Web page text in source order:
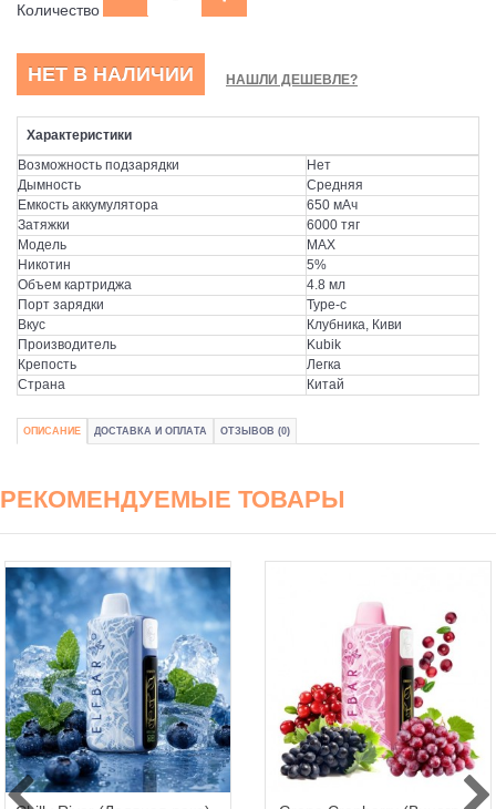
Количество
НЕТ В НАЛИЧИИ НАШЛИ ДЕШЕВЛЕ?
Характеристики
Возможность подзарядки
Нет
Дымность
Средняя
Емкость аккумулятора
650 мАч
Затяжки
6000 тяг
Модель
MAX
Никотин
5%
Объем картриджа
4.8 мл
Порт зарядки
Type-c
Вкус
Клубника, Киви
Производитель
Kubik
Крепость
Легка
Страна
Китай
ОПИСАНИЕ ДОСТАВКА И ОПЛАТА ОТЗЫВОВ (0)
РЕКОМЕНДУЕМЫЕ ТОВАРЫ